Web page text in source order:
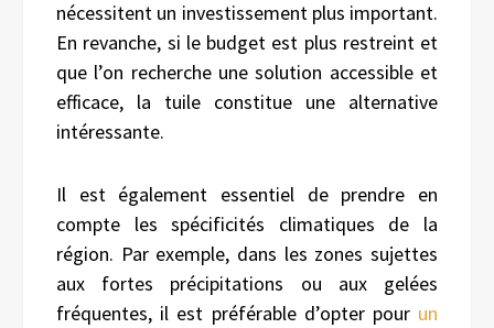
nécessitent un investissement plus important.
En revanche, si le budget est plus restreint et
que l’on recherche une solution accessible et
efficace, la tuile constitue une alternative
intéressante.
Il est également essentiel de prendre en
compte les spécificités climatiques de la
région. Par exemple, dans les zones sujettes
aux fortes précipitations ou aux gelées
fréquentes, il est préférable d’opter pour un